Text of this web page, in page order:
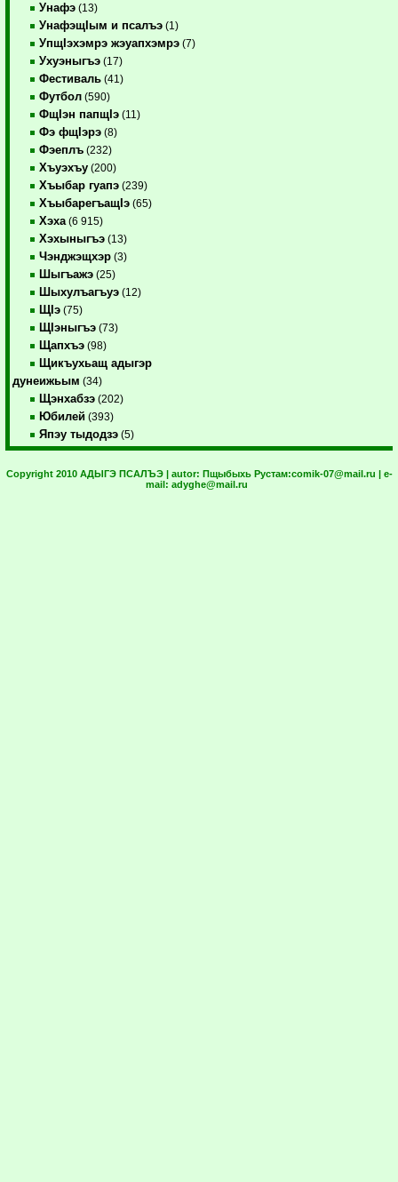
Унафэ (13)
УнафэщIым и псалъэ (1)
УпщIэхэмрэ жэуапхэмрэ (7)
Ухуэныгъэ (17)
Фестиваль (41)
Футбол (590)
ФщIэн папщIэ (11)
Фэ фщIэрэ (8)
Фэеплъ (232)
Хъуэхъу (200)
Хъыбар гуапэ (239)
ХъыбарегъащIэ (65)
Хэха (6 915)
Хэхыныгъэ (13)
Чэнджэщхэр (3)
Шыгъажэ (25)
Шыхулъагъуэ (12)
ЩIэ (75)
ЩIэныгъэ (73)
Щапхъэ (98)
Щикъухьащ адыгэр
дунеижьым (34)
Щэнхабзэ (202)
Юбилей (393)
Япэу тыдодзэ (5)
Copyright 2010 АДЫГЭ ПСАЛЪЭ | autor: Пщыбыхь Рустам:comik-07@mail.ru | e-
mail: adyghe@mail.ru